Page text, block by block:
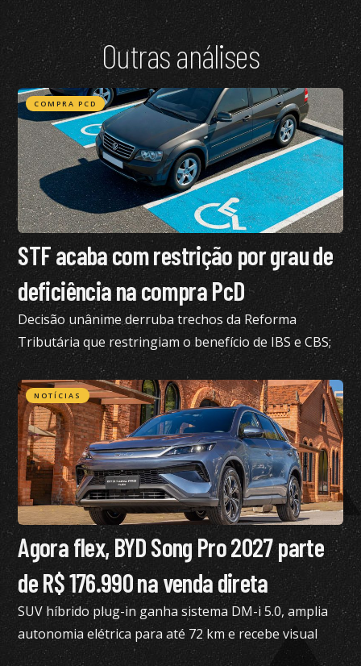
Outras análises
COMPRA PCD
STF acaba com restrição por grau de
deficiência na compra PcD
Decisão unânime derruba trechos da Reforma
Tributária que restringiam o benefício de IBS e CBS;
confira todos os detalhes
NOTÍCIAS
Agora flex, BYD Song Pro 2027 parte
de R$ 176.990 na venda direta
SUV híbrido plug-in ganha sistema DM-i 5.0, amplia
autonomia elétrica para até 72 km e recebe visual
renovado